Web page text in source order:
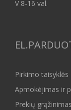
V 8-16 val.
Pirkimo taisyklės
Apmokėjimas ir
Prekių grąžinimas